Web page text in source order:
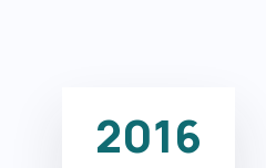
2016